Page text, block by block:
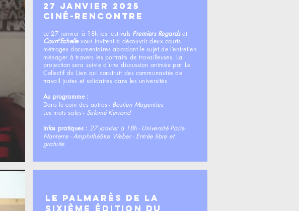
27 Janvier 2025
Ciné-rencontre​
Le 27 janvier à 18h les festivals Premiers Regardset
Court'Echellevous invitent à découvrir deux courts-
métrages documentaires abordant le sujet de l’entretien
ménager à travers les portraits de travailleuses. La
projection sera suivie d’une discussion animée par Le
Collectif du Lien qui construit des communautés de
travail justes et solidaires dans les universités.
Au programme :
Dans le coin des autres - Bastien Magenties
Les mots sales - Salomé Kerrand
Infos pratiques : 27 janvier à 18h - Université Paris-
Nanterre - Amphithéâtre Weber - Entrée libre et
gratuite
LE PALMARÈS DE LA
SIXIÈME ÉDITION DU